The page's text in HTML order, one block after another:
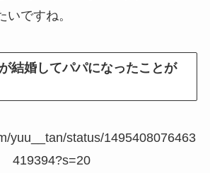
いですね。
結婚してパパになったことが
yuu__tan/status/1495408076463
419394?s=20